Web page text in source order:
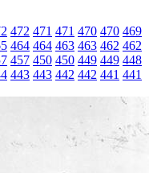
472 471 471 470 470 469
464 464 463 463 462 462
457 450 450 449 449 448
443 443 442 442 441 441